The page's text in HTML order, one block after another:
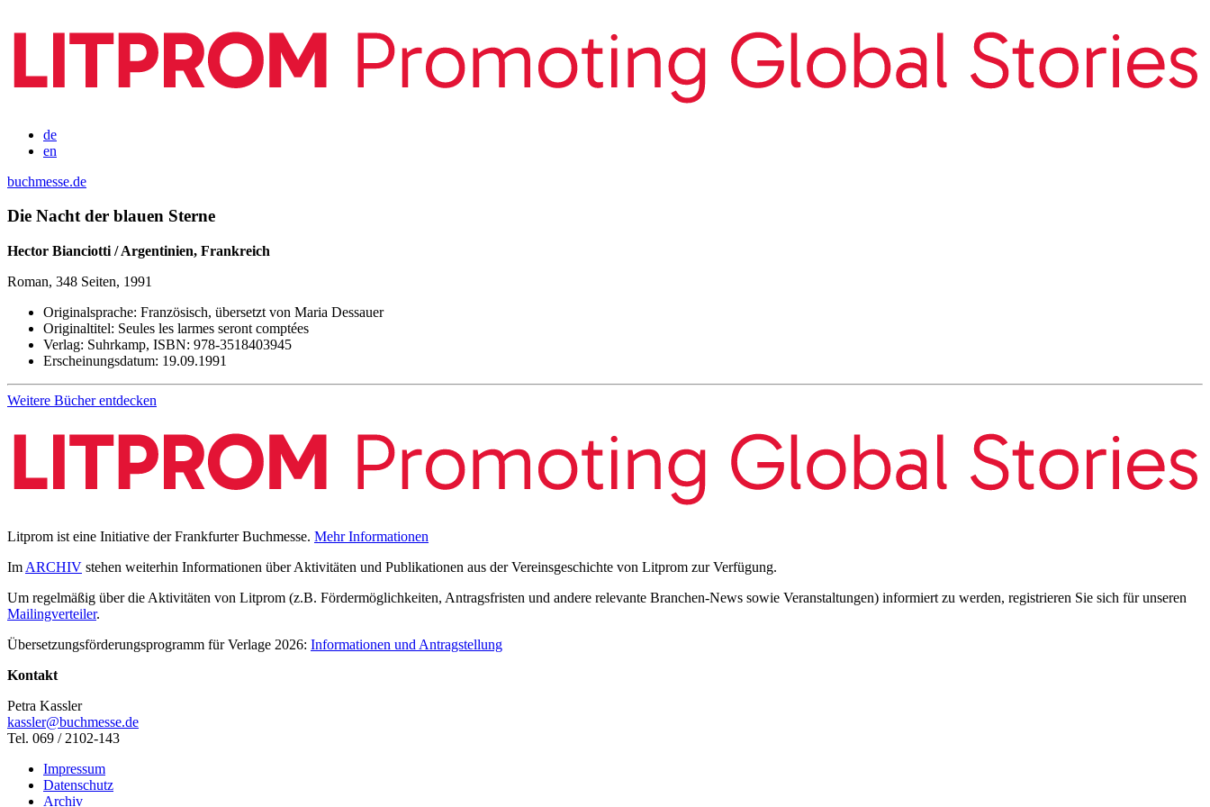
de
en
buchmesse.de
Die Nacht der blauen Sterne
Hector Bianciotti / Argentinien, Frankreich
Roman, 348 Seiten, 1991
Originalsprache: Französisch, übersetzt von Maria Dessauer
Originaltitel: Seules les larmes seront comptées
Verlag: Suhrkamp, ISBN: 978-3518403945
Erscheinungsdatum: 19.09.1991
Weitere Bücher entdecken
Litprom ist eine Initiative der Frankfurter Buchmesse. Mehr Informationen
Im ARCHIV stehen weiterhin Informationen über Aktivitäten und Publikationen aus der Vereinsgeschichte von Litprom zur Verfügung.
Um regelmäßig über die Aktivitäten von Litprom (z.B. Fördermöglichkeiten, Antragsfristen und andere relevante Branchen-News sowie Veranstaltungen) informiert zu werden, registrieren Sie sich für unseren
Mailingverteiler.
Übersetzungsförderungsprogramm für Verlage 2026: Informationen und Antragstellung
Kontakt
Petra Kassler
kassler@buchmesse.de
Tel. 069 / 2102-143
Impressum
Datenschutz
Archiv